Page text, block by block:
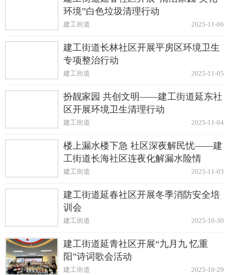
环境”白色垃圾清理行动
2025-11-06
建工街道
建工街道长林社区开展平房区环境卫生
专项整治行动
2025-11-05
建工街道
扮靓家园 共创文明——建工街道延东社
区开展环境卫生清理行动
2025-11-04
建工街道
楼上漏水楼下急 社区深夜解民忧——建
工街道长海社区连夜化解漏水险情
2025-11-03
建工街道
建工街道延春社区开展冬季消防安全培
训会
2025-10-30
建工街道
建工街道延青社区开展“九月九 忆重
阳”诗词歌会活动
2025-10-29
建工街道